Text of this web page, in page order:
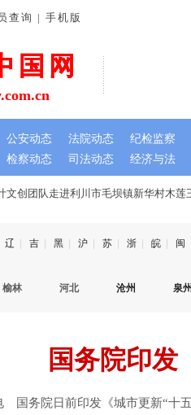
国网
创团队走进利川市毛坝镇新华村木莲
检察动态 司法动态 经济与法
查询 | 手机版
公安动态 法院动态 纪检监察
国网
辽 吉 黑 沪 苏 浙 皖 闽
榆林 河北 沧州 泉州
国务院印发
务院日前印发《城市更新“十